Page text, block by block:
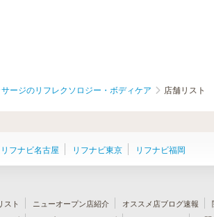
ージのリフレクソロジー・ボディケア 店舗リスト
リフナビ名古屋 リフナビ東京 リフナビ福岡
スト ニューオープン店紹介 オススメ店ブログ速報